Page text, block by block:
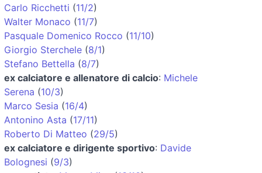
Carlo Ricchetti (11/2)
Walter Monaco (11/7)
Pasquale Domenico Rocco (11/10)
Giorgio Sterchele (8/1)
Stefano Bettella (8/7)
ex calciatore e allenatore di calcio: Michele
Serena (10/3)
Marco Sesia (16/4)
Antonino Asta (17/11)
Roberto Di Matteo (29/5)
ex calciatore e dirigente sportivo: Davide
Bolognesi (9/3)